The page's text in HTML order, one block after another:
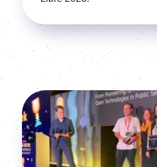
Voir l'article
Image